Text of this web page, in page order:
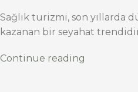
Sağlık turizmi, son yıllarda
kazanan bir seyahat
Continue reading